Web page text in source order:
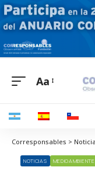
Aa
NOTICIAS MEDIOAMBIENTE